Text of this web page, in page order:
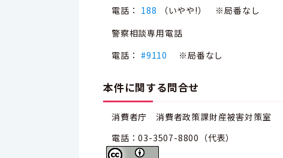
電話： 188
（いやや!） ※局番なし
警察相談専用電話
電話： #9110 ※局番なし
本件に関する問合せ
消費者庁 消費者政策課財産被害対策室
電話：03-3507-8800（代表）